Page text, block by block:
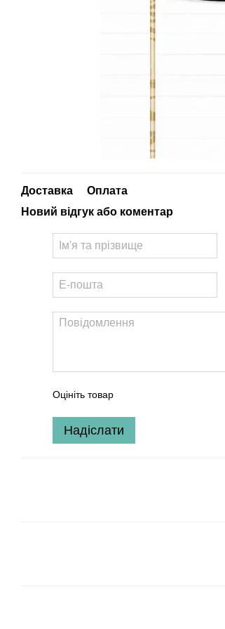
Доставка
Оплата
Новий відгук або коментар
Оцініть товар
Надіслати